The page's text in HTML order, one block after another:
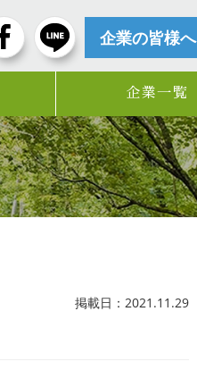
企業の皆様へ
企業一覧
掲載日：2021.11.29